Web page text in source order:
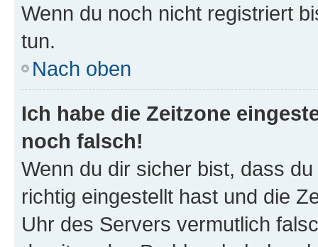
Wenn du noch nicht registriert
tun.
Nach oben
Ich habe die Zeitzone
noch falsch!
Wenn du dir sicher bist, dass
richtig eingestellt hast und die
Uhr des Servers vermutlich